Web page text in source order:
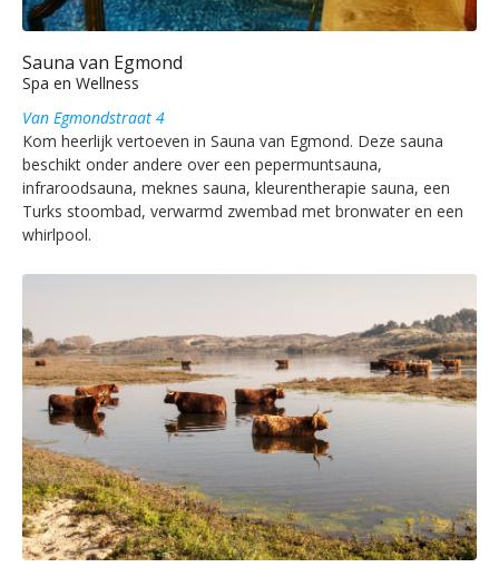
Sauna van Egmond
Spa en Wellness
Van Egmondstraat 4
Kom heerlijk vertoeven in Sauna van Egmond. Deze sauna
beschikt onder andere over een pepermuntsauna,
infraroodsauna, meknes sauna, kleurentherapie sauna, een
Turks stoombad, verwarmd zwembad met bronwater en een
whirlpool.